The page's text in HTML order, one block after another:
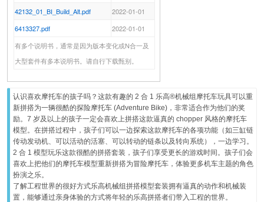
42132_01_BI_Build_Alt.pdf
2022-01-01
6413327.pdf
2022-01-01
有多个说明书，通常是因为版本变化或N合一及
大型套件有多本说明书。请自行下载甄别。
认识喜欢摩托车的孩子吗？这款有趣的 2 合 1 乐高®机械组摩托车玩具可以重
新拼搭为一辆很酷的探险摩托车 (Adventure Bike)，非常适合作为他们的奖
励。7 岁及以上的孩子一定会喜欢上拼搭这款逼真的 chopper 风格的摩托车
模型。在拼搭过程中，孩子们可以一边探索这款摩托车的各项功能（如三缸链
传动发动机、可以活动的活塞、可以转动的链条以及转向系统），一边学习。
2 合 1 模型玩乐这款很酷的拼搭套装，孩子们享受更长的游戏时间。孩子们会
喜欢上把他们的摩托车模型重新拼搭为冒险摩托车，体验更多机车主题的角色
扮演之乐。
了解工程世界的很好方式乐高机械组拼搭模型套装拥有逼真的动作和机械装
置，能够通过亲身体验的方式将年轻的乐高拼搭者们带入工程的世界。